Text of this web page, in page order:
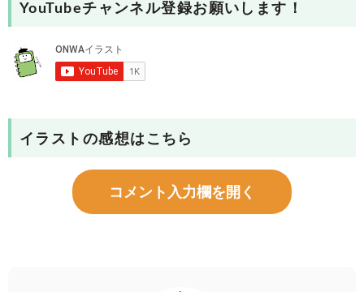
YouTubeチャンネル登録お願いします！
イラストの感想はこちら
コメント入力欄を開く